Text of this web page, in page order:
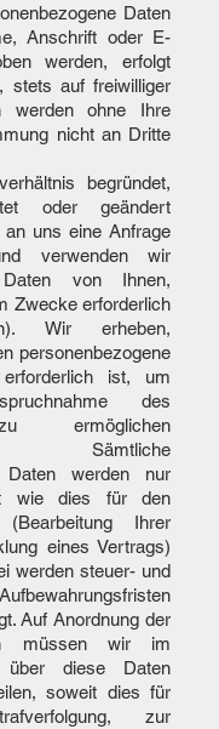
Daten
Anschrift oder E-
werden, erfolgt
stets auf freiwilliger
werden ohne Ihre
nicht an Dritte
begründet,
oder geändert
uns eine Anfrage
verwenden wir
Daten von Ihnen,
Zwecke erforderlich
Wir erheben,
personenbezogene
ist, um
des
ermöglichen
Sämtliche
Daten werden nur
wie dies für den
Ihrer
eines Vertrags)
werden steuer- und
Auf Anordnung der
müssen wir im
über diese Daten
soweit dies für
zur